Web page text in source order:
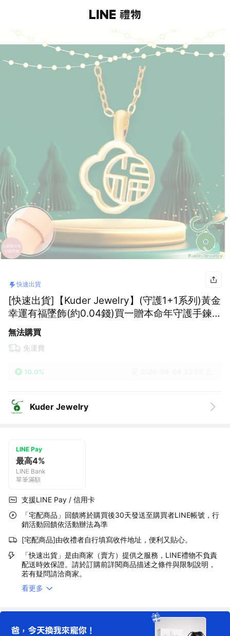
快速出貨
[快速出貨]【Kuder Jewelry】(守護1+1系列)黃金
幸運有福墜飾(約0.04錢)買一贈本命年守護手鍊一
條『LINE禮物獨家組合』
無法購買
免運費
10.0%
Kuder Jewelry
LINE Pay
最高4%
LINE Bank
單筆滿額
支援LINE Pay / 信用卡
「宅配商品」回饋將於購買後30天發送至購買者LINE帳號，行
銷活動回饋依活動辦法為準
[宅配商品]由收禮者自行填寫收件地址，便利又貼心。
「快速出貨」是由商家（賣方）提供之服務，LINE禮物不負責
配送時效保證。請於訂購前詳閱商品描述之條件與限制說明，
若有疑問請洽商家。
看更多